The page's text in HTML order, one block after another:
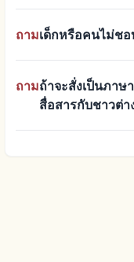
ถามเด็กหรือคนไม่ช
ถามถ้าจะสั่งเป็นภาษ
สื่อสารกับชาวต่า